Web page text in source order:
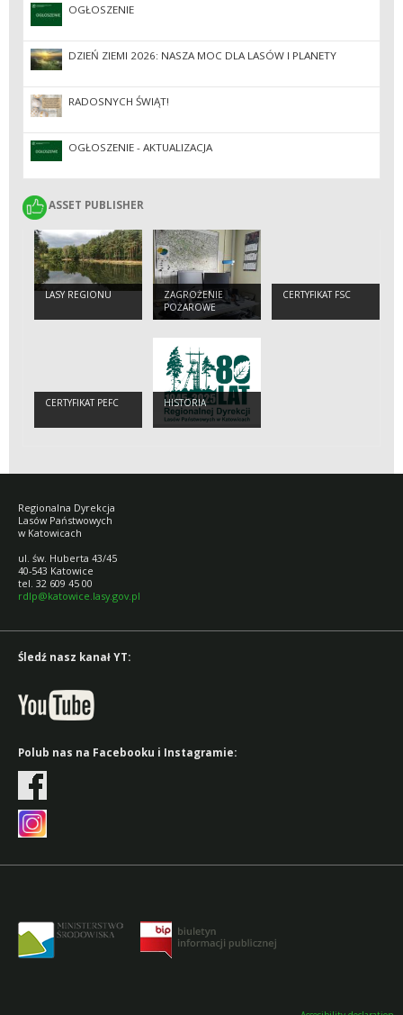
OGŁOSZENIE
DZIEŃ ZIEMI 2026: NASZA MOC DLA LASÓW I PLANETY
RADOSNYCH ŚWIĄT!
OGŁOSZENIE - AKTUALIZACJA
ASSET PUBLISHER
ASSET PUBLISHER
LASY REGIONU
ZAGROŻENIE
POŻAROWE
CERTYFIKAT FSC
CERTYFIKAT PEFC HISTORIA
Regionalna Dyrekcja
Lasów Państwowych
w Katowicach
ul. św. Huberta 43/45
40-543 Katowice
tel. 32 609 45 00
rdlp@katowice.lasy.gov.pl
Śledź nasz kanał YT:
Polub nas na Facebooku i Instagramie: